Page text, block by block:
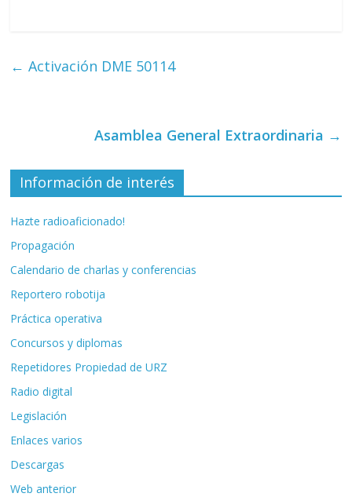
← Activación DME 50114
Asamblea General Extraordinaria →
Información de interés
Hazte radioaficionado!
Propagación
Calendario de charlas y conferencias
Reportero robotija
Práctica operativa
Concursos y diplomas
Repetidores Propiedad de URZ
Radio digital
Legislación
Enlaces varios
Descargas
Web anterior